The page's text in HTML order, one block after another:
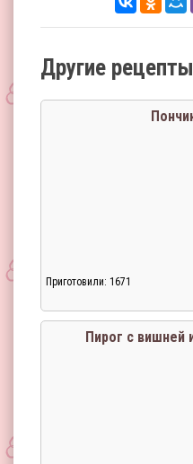
Другие
Приготовили: 1671
Пирог с вишней